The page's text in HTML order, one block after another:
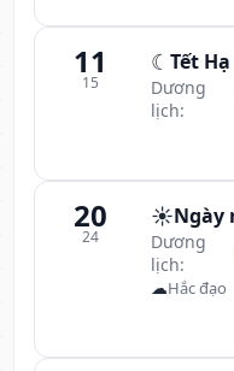
11
15
☾ Tết
Dương
lịch:
20
24
☀️Ngày
Dương
lịch:
☁Hắc đạo